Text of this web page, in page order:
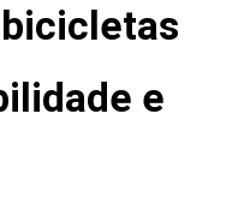
e